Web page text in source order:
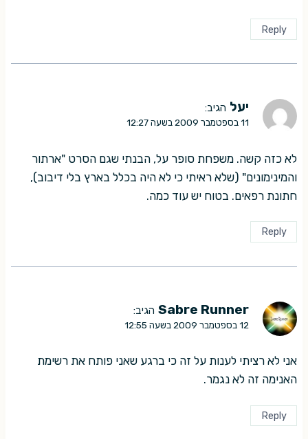
Reply
יעל הגיב:
11 בספטמבר 2009 בשעה 12:27
לא כזה קשה. משפחת סופר על, הבנתי שגם הסרט "ארתור
והמינימונים" (שלא ראיתי כי לא היה בכלל בארץ בלי דיבוב),
חתונת רפאים. בטוח יש עוד כמה.
Reply
Sabre Runner הגיב:
12 בספטמבר 2009 בשעה 12:55
אני לא רציתי לענות על זה כי ברגע שאני פותח את רשימת
האנימה זה לא נגמר.
Reply